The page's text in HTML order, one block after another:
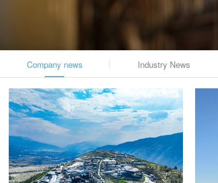
Company news Industry News